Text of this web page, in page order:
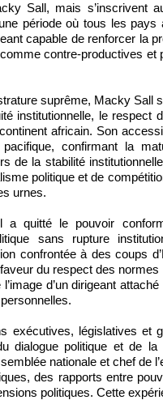
Sall, mais s’inscrivent
période où tous les pays
capable de renforcer la
contre-productives et
suprême, Macky Sall
institutionnelle, le respect
africain. Son
confirmant la
de la stabilité
politique et de
urnes.
quitté le pouvoir
sans rupture
confrontée à des coups
du respect des normes
d’un dirigeant
exécutives, législatives et
dialogue politique et de la
nationale et chef de
des rapports entre
politiques. Cette